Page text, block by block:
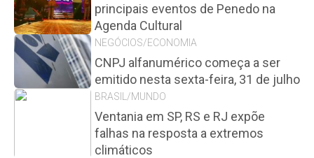
principais eventos de Penedo na
Agenda Cultural
NEGÓCIOS/ECONOMIA
CNPJ alfanumérico começa a ser
emitido nesta sexta-feira, 31 de julho
BRASIL/MUNDO
Ventania em SP, RS e RJ expõe
falhas na resposta a extremos
climáticos